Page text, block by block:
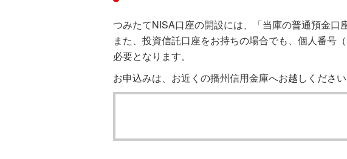
つみたてNISA口座の開設には、「当庫の普通預金口
また、投資信託口座をお持ちの場合でも、個人番号
必要となります。
お申込みは、お近くの播州信用金庫へお越しください